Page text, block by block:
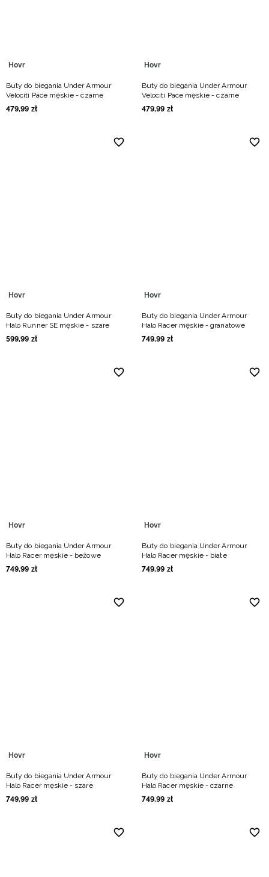
Hovr
Buty do biegania Under Armour
Velociti Pace męskie - czarne
479,99 zł
Hovr
Buty do biegania Under Armour
Velociti Pace męskie - czarne
479,99 zł
Hovr
Buty do biegania Under Armour
Halo Runner SE męskie - szare
599,99 zł
Hovr
Buty do biegania Under Armour
Halo Racer męskie - granatowe
749,99 zł
Hovr
Buty do biegania Under Armour
Halo Racer męskie - beżowe
749,99 zł
Hovr
Buty do biegania Under Armour
Halo Racer męskie - białe
749,99 zł
Hovr
Buty do biegania Under Armour
Halo Racer męskie - szare
749,99 zł
Hovr
Buty do biegania Under Armour
Halo Racer męskie - czarne
749,99 zł